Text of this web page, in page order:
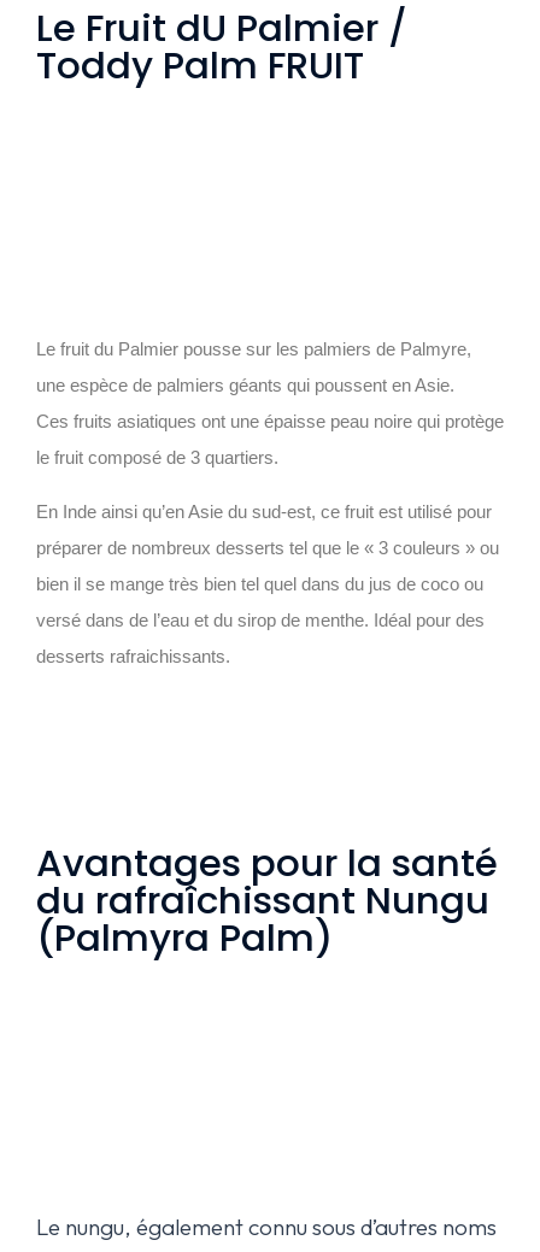
Le Fruit dU Palmier /
Toddy Palm FRUIT
Le fruit du Palmier pousse sur les palmiers de Palmyre,
une espèce de palmiers géants qui poussent en Asie.
Ces fruits asiatiques ont une épaisse peau noire qui protège
le fruit composé de 3 quartiers.
En Inde ainsi qu’en Asie du sud-est, ce fruit est utilisé pour
préparer de nombreux desserts tel que le « 3 couleurs » ou
bien il se mange très bien tel quel dans du jus de coco ou
versé dans de l’eau et du sirop de menthe. Idéal pour des
desserts rafraichissants.
Avantages pour la santé
du rafraîchissant Nungu
(Palmyra Palm)
Le nungu, également connu sous d’autres noms